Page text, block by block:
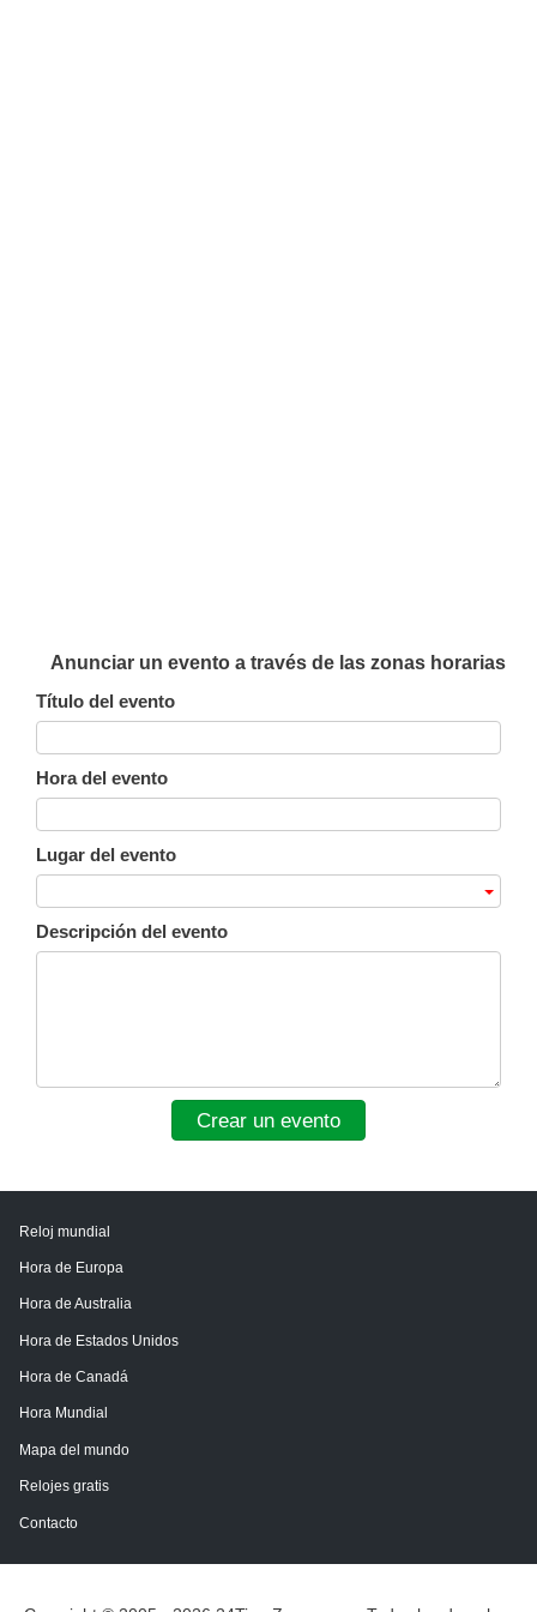
Anunciar un evento a través de las zonas horarias
Título del evento
Hora del evento
Lugar del evento
Descripción del evento
Crear un evento
Reloj mundial
Hora de Europa
Hora de Australia
Hora de Estados Unidos
Hora de Canadá
Hora Mundial
Mapa del mundo
Relojes gratis
Contacto